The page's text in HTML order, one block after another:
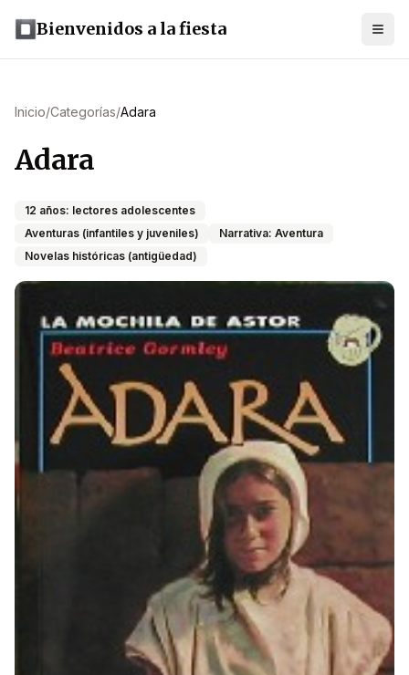
Bienvenidos a la fiesta
Inicio/Categorías/Adara
Adara
12 años: lectores adolescentes
Aventuras (infantiles y juveniles)
Narrativa: Aventura
Novelas históricas (antigüedad)